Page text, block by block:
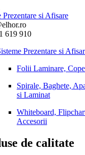
Prezentare si Afisare
619 910
Prezentare si
Folii Laminare,
Spirale, Baghete,
si Laminat
Whiteboard,
Accesorii
de calitate